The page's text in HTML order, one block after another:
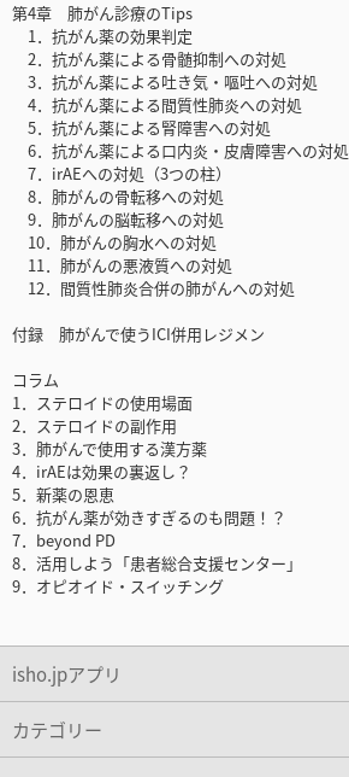
第4章 肺がん診療のTips
1．抗がん薬の効果判定
2．抗がん薬による骨髄抑制への対処
3．抗がん薬による吐き気・嘔吐への対処
4．抗がん薬による間質性肺炎への対処
5．抗がん薬による腎障害への対処
6．抗がん薬による口内炎・皮膚障害への対処
7．irAEへの対処（3つの柱）
8．肺がんの骨転移への対処
9．肺がんの脳転移への対処
10．肺がんの胸水への対処
11．肺がんの悪液質への対処
12．間質性肺炎合併の肺がんへの対処
付録 肺がんで使うICI併用レジメン
コラム
1．ステロイドの使用場面
2．ステロイドの副作用
3．肺がんで使用する漢方薬
4．irAEは効果の裏返し？
5．新薬の恩恵
6．抗がん薬が効きすぎるのも問題！？
7．beyond PD
8．活用しよう「患者総合支援センター」
9．オピオイド・スイッチング
isho.jpアプリ
カテゴリー